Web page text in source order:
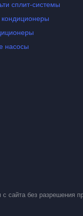
сплит-системы
насосы
сайта без разрешения